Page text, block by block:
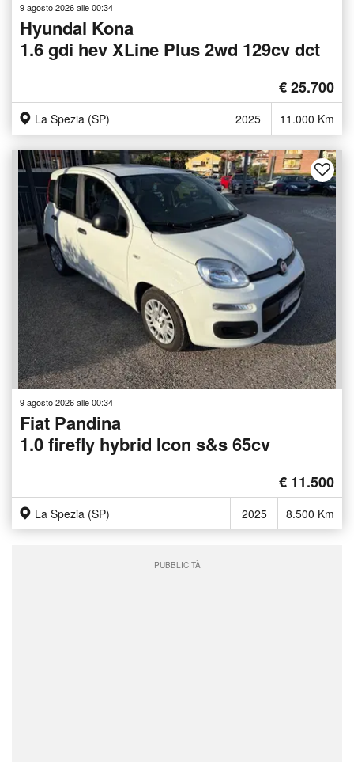
9 agosto 2026 alle 00:34
Hyundai Kona
1.6 gdi hev XLine Plus 2wd 129cv dct
€ 25.700
La Spezia (SP) 2025 11.000 Km
9 agosto 2026 alle 00:34
Fiat Pandina
1.0 firefly hybrid Icon s&s 65cv
€ 11.500
La Spezia (SP) 2025 8.500 Km
PUBBLICITÀ